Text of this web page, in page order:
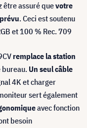
être assuré quevotre
. Ceci est soutenu
et 100 % Rec. 709
remplace la station
bureau. Un seul câble
4K et charger
sert également
avec fonction
besoin